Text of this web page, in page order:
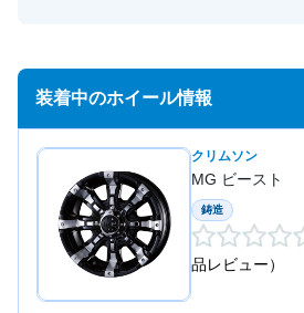
装着中のホイール情報
クリムソン
MG ビースト
鋳造
品レビュー）